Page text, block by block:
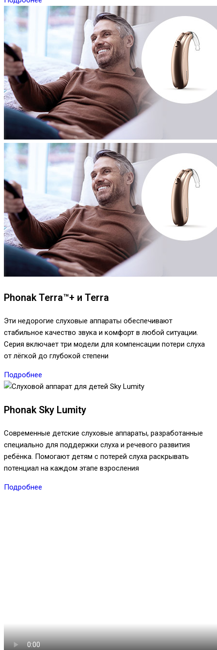
Phonak Terra™+ и Terra
Эти недорогие слуховые аппараты обеспечивают
стабильное качество звука и комфорт в любой ситуации.
Серия включает три модели для компенсации потери слуха
от лёгкой до глубокой степени
Подробнее
Phonak Sky Lumity
Современные детские слуховые аппараты, разработанные
специально для поддержки слуха и речевого развития
ребёнка. Помогают детям с потерей слуха раскрывать
потенциал на каждом этапе взросления
Подробнее